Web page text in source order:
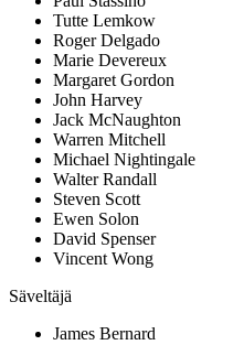
Tutte Lemkow
Roger Delgado
Marie Devereux
Margaret Gordon
John Harvey
Jack McNaughton
Warren Mitchell
Michael Nightingale
Walter Randall
Steven Scott
Ewen Solon
David Spenser
Vincent Wong
Säveltäjä
James Bernard